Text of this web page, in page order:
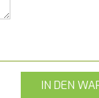
IN DEN